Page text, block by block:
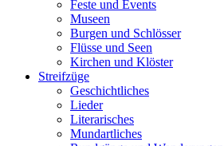
Feste und Events
Museen
Burgen und Schlösser
Flüsse und Seen
Kirchen und Klöster
Streifzüge
Geschichtliches
Lieder
Literarisches
Mundartliches